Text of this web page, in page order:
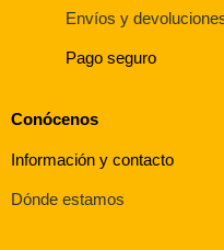
Envíos y
Pago seguro
Conócenos
Información y contacto
Dónde estamos